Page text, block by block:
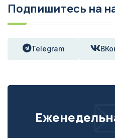
Подпишитесь на
Telegram